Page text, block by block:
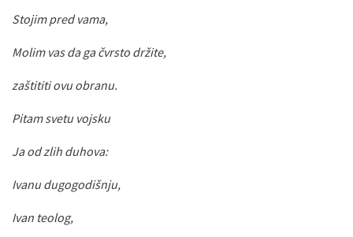
Stojim pred vama,
Molim vas da ga čvrsto držite,
zaštititi ovu obranu.
Pitam svetu vojsku
Ja od zlih duhova:
Ivanu dugogodišnju,
Ivan teolog,